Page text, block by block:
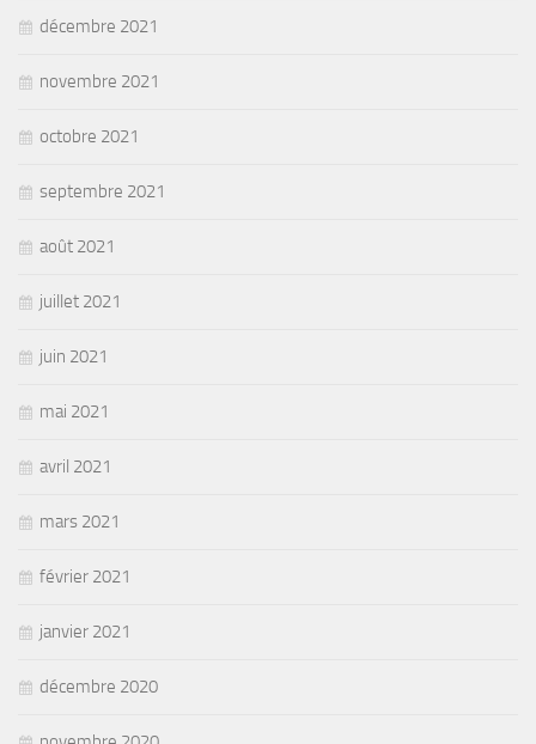
décembre 2021
novembre 2021
octobre 2021
septembre 2021
août 2021
juillet 2021
juin 2021
mai 2021
avril 2021
mars 2021
février 2021
janvier 2021
décembre 2020